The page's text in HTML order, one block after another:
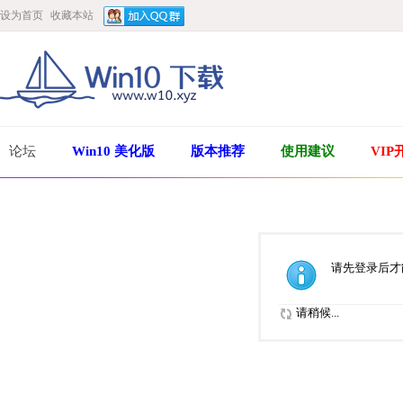
设为首页 收藏本站
论坛 Win10 美化版 版本推荐 使用建议 VIP
请先登录后
请稍候...